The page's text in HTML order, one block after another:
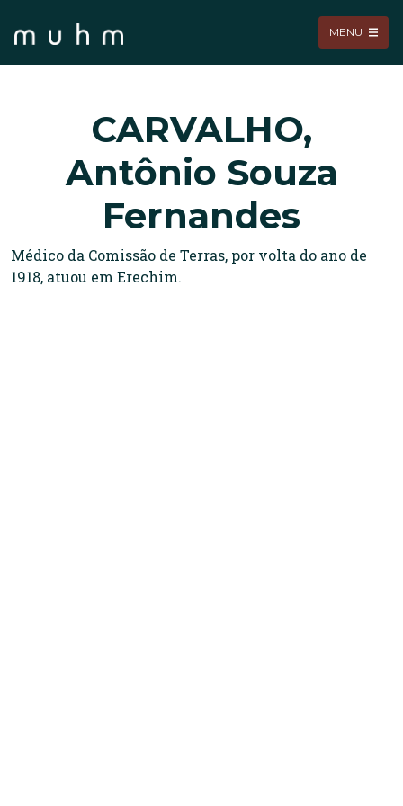
MENU
CARVALHO,
Antônio Souza
Fernandes
Médico da Comissão de Terras, por volta do ano de
1918, atuou em Erechim.